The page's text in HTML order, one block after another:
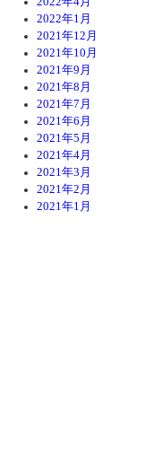
2022年1月
2021年12月
2021年10月
2021年9月
2021年8月
2021年7月
2021年6月
2021年5月
2021年4月
2021年3月
2021年2月
2021年1月